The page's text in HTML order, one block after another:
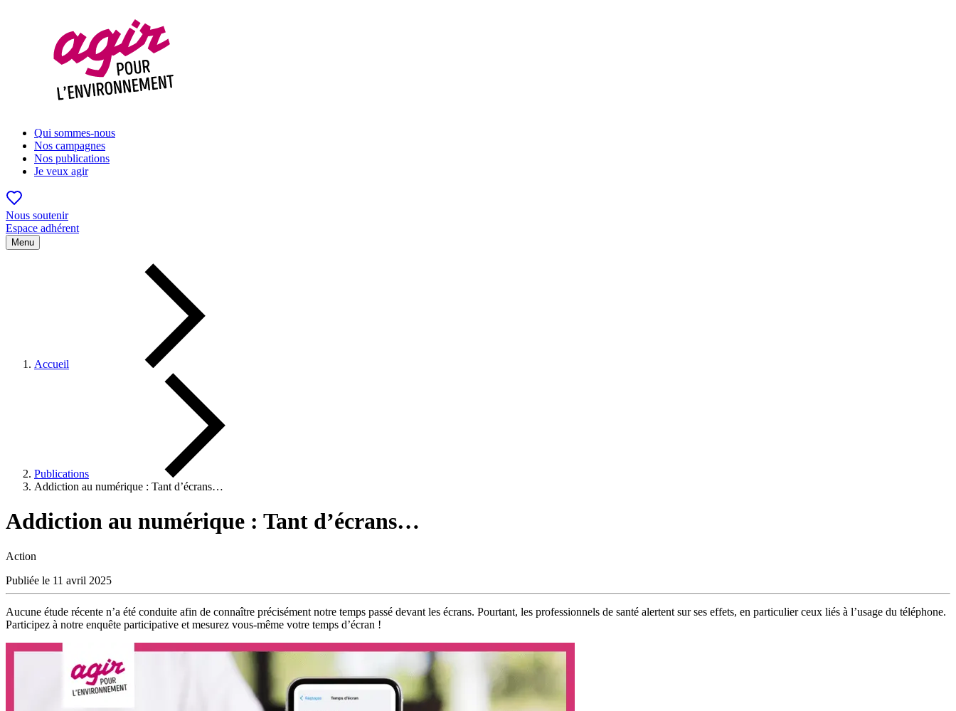
Qui sommes-nous
Nos campagnes
Nos publications
Je veux agir
Nous soutenir
Espace adhérent
Menu
Accueil
Publications
Addiction au numérique : Tant d’écrans…
Addiction au numérique : Tant d’écrans…
Action
Publiée le 11 avril 2025
Aucune étude récente n’a été conduite afin de connaître précisément notre temps passé devant les écrans. Pourtant, les professionnels de santé alertent sur ses effets, en particulier ceux liés à l’usage du téléphone.
Participez à notre enquête participative et mesurez vous-même votre temps d’écran !